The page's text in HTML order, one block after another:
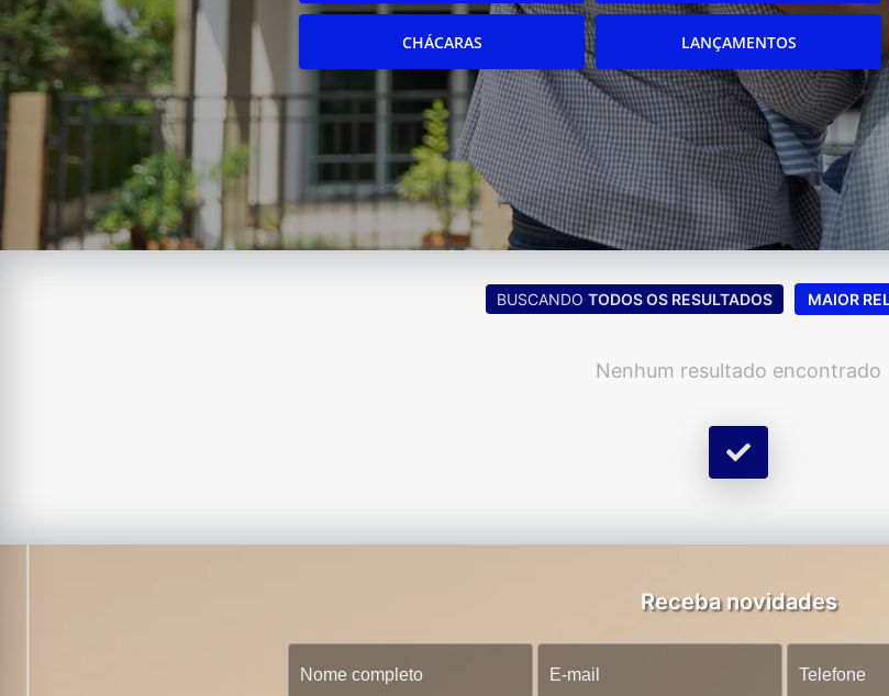
CHÁCARAS LANÇAMENTOS
BUSCANDO TODOS OS RESULTADOS MAIOR
Nenhum resultado encontrado
Receba novidades